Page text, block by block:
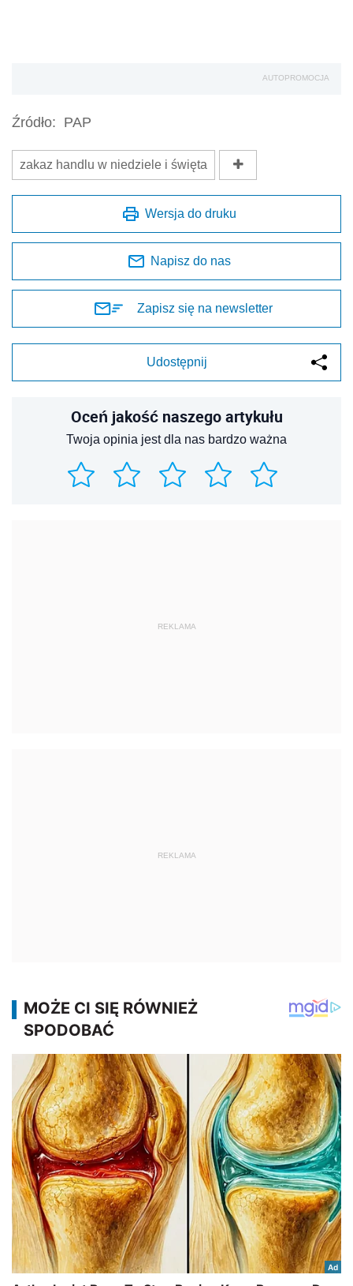
AUTOPROMOCJA
Źródło: PAP
zakaz handlu w niedziele i święta
Wersja do druku
Napisz do nas
Zapisz się na newsletter
Udostępnij
Oceń jakość naszego artykułu
Twoja opinia jest dla nas bardzo ważna
REKLAMA
REKLAMA